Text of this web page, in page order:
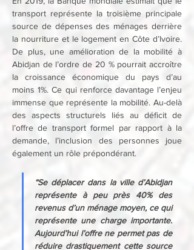
transport représente la troisième principale
source de dépenses des ménages derrière
la nourriture et le logement en Côte d’Ivoire.
De plus, une amélioration de la mobilité à
Abidjan de l’ordre de 20 % pourrait accroître
la croissance économique du pays d’au
moins 1%. Ce qui renforce davantage l’enjeu
immense que représente la mobilité. Au-delà
des aspects structurels liés au déficit de
l’offre de transport formel par rapport à la
demande, l’inclusion des personnes joue
également un rôle prépondérant.
“Se déplacer dans la ville d’Abidjan
représente à peu près 40% des
revenus d’un ménage moyen, ce qui
représente une charge importante.
Aujourd’hui l’offre ne permet pas de
réduire drastiquement cette source